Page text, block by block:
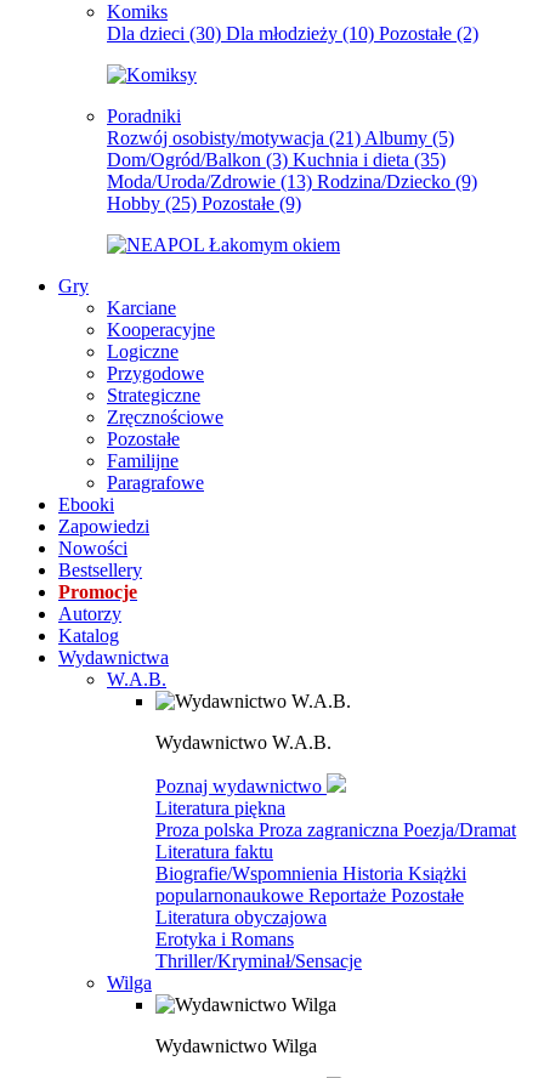
Komiks
Dla dzieci (30) Dla młodzieży (10) Pozostałe (2)
Poradniki
Rozwój osobisty/motywacja (21) Albumy (5)
Dom/Ogród/Balkon (3) Kuchnia i dieta (35)
Moda/Uroda/Zdrowie (13) Rodzina/Dziecko (9)
Hobby (25) Pozostałe (9)
Gry
Karciane
Kooperacyjne
Logiczne
Przygodowe
Strategiczne
Zręcznościowe
Pozostałe
Familijne
Paragrafowe
Ebooki
Zapowiedzi
Nowości
Bestsellery
Promocje
Autorzy
Katalog
Wydawnictwa
W.A.B.
Wydawnictwo W.A.B.
Poznaj wydawnictwo
Literatura piękna
Proza polska Proza zagraniczna Poezja/Dramat
Literatura faktu
Biografie/Wspomnienia Historia Książki
popularnonaukowe Reportaże Pozostałe
Literatura obyczajowa
Erotyka i Romans
Thriller/Kryminał/Sensacje
Wilga
Wydawnictwo Wilga